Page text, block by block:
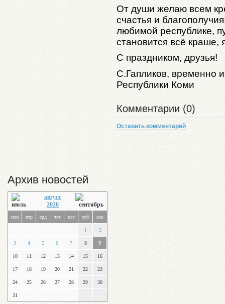
Архив новостей
август
2026
пон втр срд чет пят суб вск
1 2
3 4 5 6 7 8 9
10 11 12 13 14 15 16
17 18 19 20 21 22 23
24 25 26 27 28 29 30
31
От души желаю всем
счастья и
любимой республике,
становится всё краше,
С праздником, друзья!
С.Гапликов, временно
Республики Коми
Комментарии (0)
Оставить комментарий